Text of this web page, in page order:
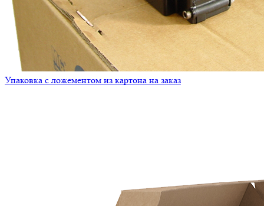
Упаковка с ложементом из картона на заказ